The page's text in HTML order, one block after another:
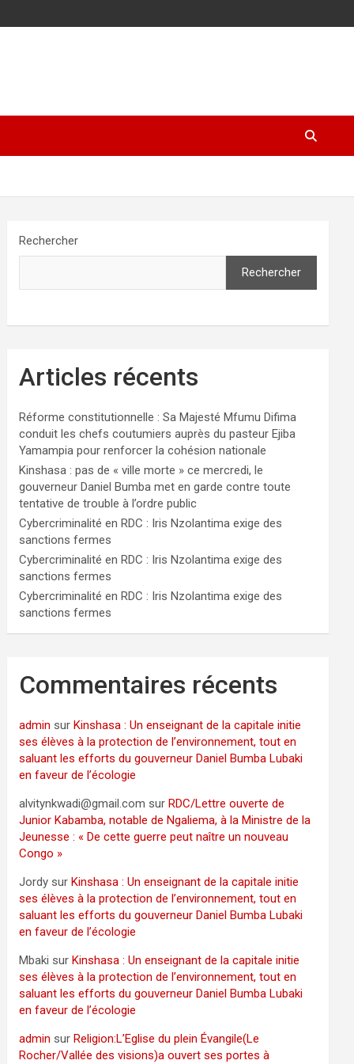
Rechercher
Rechercher
Articles récents
Réforme constitutionnelle : Sa Majesté Mfumu Difima
conduit les chefs coutumiers auprès du pasteur Ejiba
Yamampia pour renforcer la cohésion nationale
Kinshasa : pas de « ville morte » ce mercredi, le
gouverneur Daniel Bumba met en garde contre toute
tentative de trouble à l’ordre public
Cybercriminalité en RDC : Iris Nzolantima exige des
sanctions fermes
Cybercriminalité en RDC : Iris Nzolantima exige des
sanctions fermes
Cybercriminalité en RDC : Iris Nzolantima exige des
sanctions fermes
Commentaires récents
admin surKinshasa : Un enseignant de la capitale initie
ses élèves à la protection de l’environnement, tout en
saluant les efforts du gouverneur Daniel Bumba Lubaki
en faveur de l’écologie
alvitynkwadi@gmail.com surRDC/Lettre ouverte de
Junior Kabamba, notable de Ngaliema, à la Ministre de la
Jeunesse : « De cette guerre peut naître un nouveau
Congo »
Jordy surKinshasa : Un enseignant de la capitale initie
ses élèves à la protection de l’environnement, tout en
saluant les efforts du gouverneur Daniel Bumba Lubaki
en faveur de l’écologie
Mbaki surKinshasa : Un enseignant de la capitale initie
ses élèves à la protection de l’environnement, tout en
saluant les efforts du gouverneur Daniel Bumba Lubaki
en faveur de l’écologie
admin surReligion:L’Eglise du plein Évangile(Le
Rocher/Vallée des visions)a ouvert ses portes à